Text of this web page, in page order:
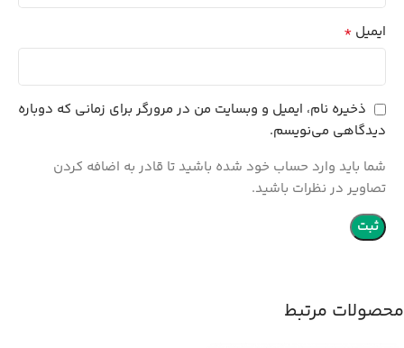
ایمیل *
ذخیره نام، ایمیل و وبسایت من در مرورگر برای زمانی که دوباره
دیدگاهی می‌نویسم.
شما باید وارد حساب خود شده باشید تا قادر به اضافه کردن
تصاویر در نظرات باشید.
محصولات مرتبط